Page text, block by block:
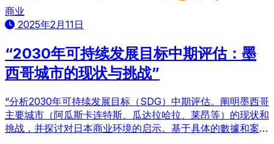
商业
2025年2月11日
“2030年可持续发展目标中期评估：墨
西哥城市的现状与挑战”
“分析2030年可持续发展目标（SDG）中期评估。阐明墨西哥
主要城市（阿瓜斯卡连特斯、瓜达拉哈拉、莱昂等）的现状和
挑战，并探讨对日本商业环境的启示。基于具体的數據和案